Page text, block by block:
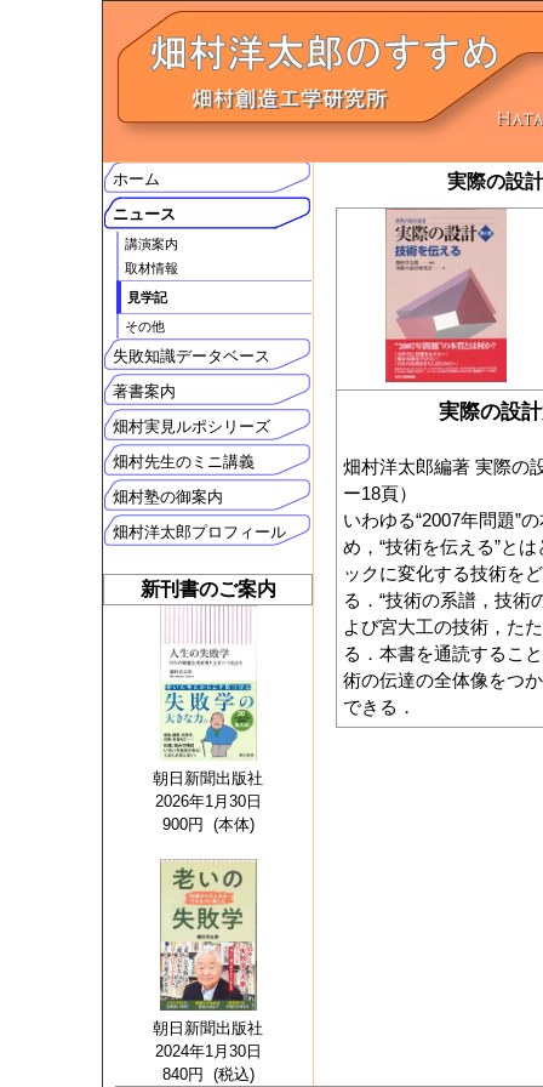
ホーム
ニュース
講演案内
取材情報
見学記
その他
失敗知識データベース
著書案内
畑村実見ルポシリーズ
畑村先生のミニ講義
畑村塾の御案内
畑村洋太郎プロフィール
新刊書のご案内
朝日新聞出版社
2026年1月30日
900円 (本体)
朝日新聞出版社
2024年1月30日
840円 (税込)
実際の設
実際の設
畑村洋太郎編著 実際の
ー18頁）
いわゆる“2007年問題”
め，“技術を伝える”と
ックに変化する技術を
る．“技術の系譜，技術
よび宮大工の技術，た
る．本書を通読するこ
術の伝達の全体像をつ
できる．